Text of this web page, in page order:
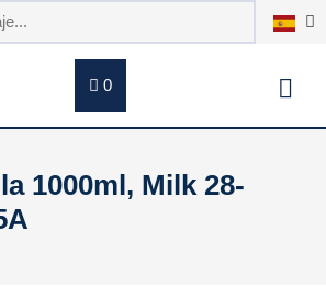
0
1000ml, Milk 28-